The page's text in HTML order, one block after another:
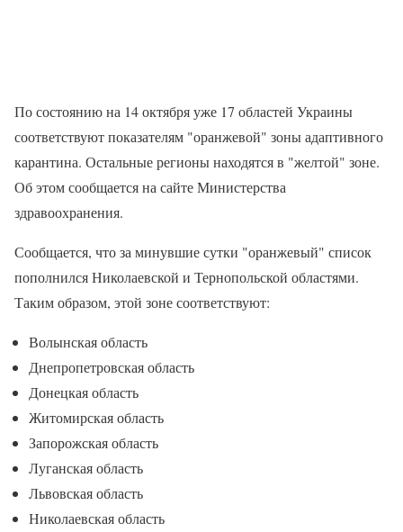
По состоянию на 14 октября уже 17 областей Украины
соответствуют показателям "оранжевой" зоны адаптивного
карантина. Остальные регионы находятся в "желтой" зоне.
Об этом сообщается на сайте Министерства
здравоохранения.
Сообщается, что за минувшие сутки "оранжевый" список
пополнился Николаевской и Тернопольской областями.
Таким образом, этой зоне соответствуют:
Волынская область
Днепропетровская область
Донецкая область
Житомирская область
Запорожская область
Луганская область
Львовская область
Николаевская область